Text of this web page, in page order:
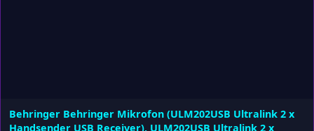
Behringer Behringer Mikrofon (ULM202USB Ultralink 2 x
Handsender USB Receiver), ULM202USB Ultralink 2 x